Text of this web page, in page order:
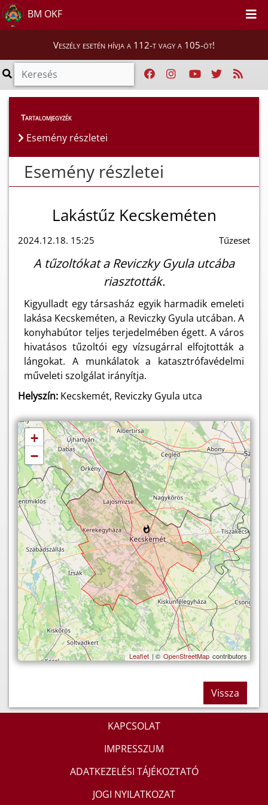
BM OKF
Veszély esetén hívja a 112-t vagy a 105-öt!
Esemény részletei
Tartalomjegyzék
Esemény részletei
Esemény részletei
Lakástűz Kecskeméten
2024.12.18. 15:25 Tűzeset
A tűzoltókat a Reviczky Gyula utcába
riasztották.
Kigyulladt egy társasház egyik harmadik emeleti
lakása Kecskeméten, a Reviczky Gyula utcában. A
konyhabútor teljes terjedelmében égett. A város
hivatásos tűzoltói egy vízsugárral elfojtották a
lángokat. A munkálatok a katasztrófavédelmi
műveleti szolgálat irányítja.
Helyszín: Kecskemét, Reviczky Gyula utca
+
−
Leaflet | © OpenStreetMap contributors
Vissza
KAPCSOLAT
IMPRESSZUM
ADATKEZELÉSI TÁJÉKOZTATÓ
JOGI NYILATKOZAT